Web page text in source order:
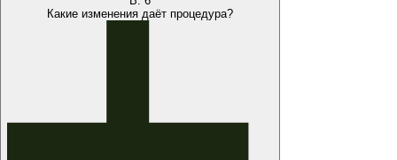
Какие изменения даёт процедура?